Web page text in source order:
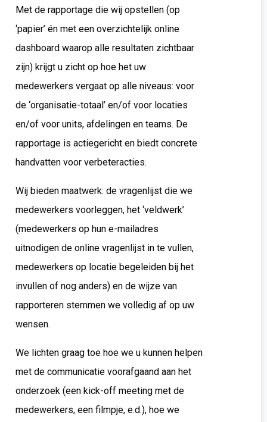
Met de rapportage die wij opstellen (op
‘papier’ én met een overzichtelijk online
dashboard waarop alle resultaten zichtbaar
zijn) krijgt u zicht op hoe het uw
medewerkers vergaat op alle niveaus: voor
de ‘organisatie-totaal’ en/of voor locaties
en/of voor units, afdelingen en teams. De
rapportage is actiegericht en biedt concrete
handvatten voor verbeteracties.
Wij bieden maatwerk: de vragenlijst die we
medewerkers voorleggen, het ‘veldwerk’
(medewerkers op hun e-mailadres
uitnodigen de online vragenlijst in te vullen,
medewerkers op locatie begeleiden bij het
invullen of nog anders) en de wijze van
rapporteren stemmen we volledig af op uw
wensen.
We lichten graag toe hoe we u kunnen helpen
met de communicatie voorafgaand aan het
onderzoek (een kick-off meeting met de
medewerkers, een filmpje, e.d.), hoe we